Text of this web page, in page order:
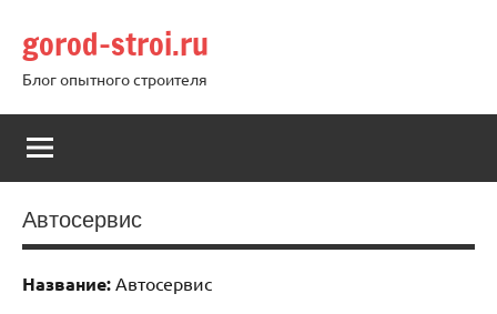
содержимому
gorod-stroi.ru
Блог опытного строителя
Автосервис
Название: Автосервис